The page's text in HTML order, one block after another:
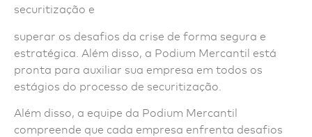
securitização e
superar os desafios da crise de forma segura e
estratégica. Além disso, a Podium Mercantil está
pronta para auxiliar sua empresa em todos os
estágios do processo de securitização.
Além disso, a equipe da Podium Mercantil
compreende que cada empresa enfrenta desafios